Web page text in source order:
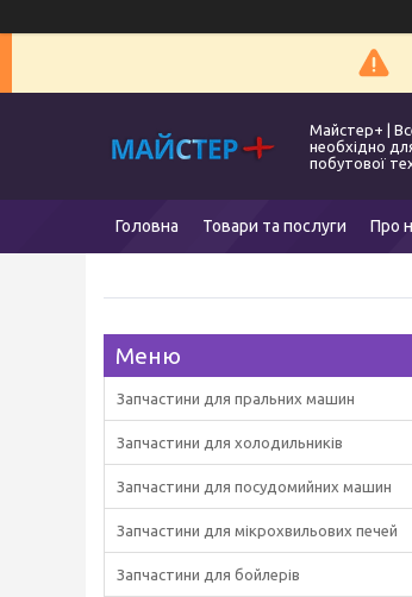
Майстер+ |
необхідно
побутової
Головна Товари та послуги Про
Запчастини для пральних машин
Запчастини для холодильників
Запчастини для посудомийних машин
Запчастини для мікрохвильових печей
Запчастини для бойлерів